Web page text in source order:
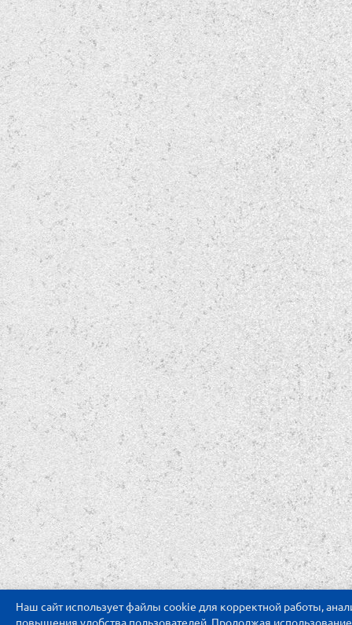
Наш сайт использует файлы cookie для корректной работы,